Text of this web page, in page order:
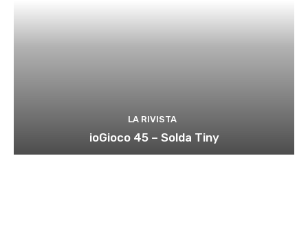
LA RIVISTA
ioGioco 45 – Solda Tiny